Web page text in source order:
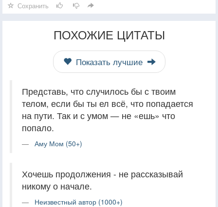
Сохранить
ПОХОЖИЕ ЦИТАТЫ
Показать лучшие
Представь, что случилось бы с твоим
телом, если бы ты ел всё, что попадается
на пути. Так и с умом — не «ешь» что
попало.
Аму Мом (50+)
Хочешь продолжения - не рассказывай
никому о начале.
Неизвестный автор (1000+)